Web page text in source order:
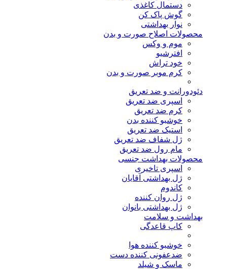
دستمال کاغذی
گوش پاک کن
نوار بهداشتی
محصولات اصلاح صورت و بدن
موم و وکس
افترشیو
خود تراش
کرم موبر صورت و بدن
دئودورانت و ضد تعریق
اسپری ضد تعریق
کرم ضد تعریق
خوشبو کننده بدن
استیک ضد تعریق
ژل شفاف ضد تعریق
مام رول ضد تعریق
محصولات بهداشت جنسی
اسپری تاخیری
ژل بهداشتی آقایان
کاندوم
ژل روان کننده
ژل بهداشتی بانوان
بهداشت و سلامت
کاپ قاعدگی
خوشبو کننده هوا
ضدعفونی کننده دست
ماسک و شیلد